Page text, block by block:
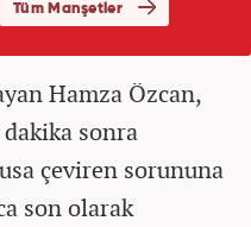
Hamza Özcan,
dakika sonra
çeviren sorununa
son olarak